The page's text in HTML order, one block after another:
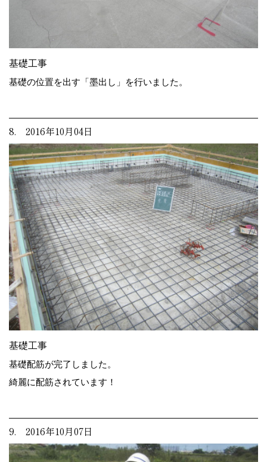
基礎工事
基礎の位置を出す「墨出し」を行いました。
8. 2016年10月04日
基礎工事
基礎配筋が完了しました。
綺麗に配筋されています！
9. 2016年10月07日